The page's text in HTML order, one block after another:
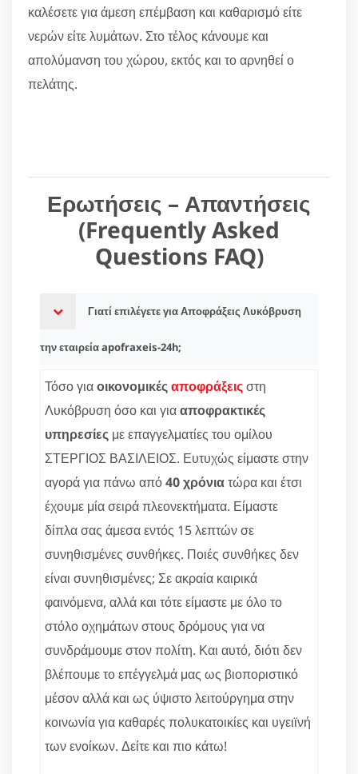
καλέσετε για άμεση επέμβαση και καθαρισμό είτε
νερών είτε λυμάτων. Στο τέλος κάνουμε και
απολύμανση του χώρου, εκτός και το αρνηθεί ο
πελάτης.
Ερωτήσεις – Απαντήσεις
(Frequently Asked
Questions FAQ)
Γιατί επιλέγετε για Αποφράξεις Λυκόβρυση
την εταιρεία apofraxeis-24h;
Τόσο γιαοικονομικέςαποφράξειςστη
Λυκόβρυση όσο και γιααποφρακτικές
υπηρεσίες με επαγγελματίες του ομίλου
ΣΤΕΡΓΙΟΣ ΒΑΣΙΛΕΙΟΣ. Ευτυχώς είμαστε στην
αγορά για πάνω από40 χρόνιατώρα και έτσι
έχουμε μία σειρά πλεονεκτήματα. Είμαστε
δίπλα σας άμεσα εντός 15 λεπτών σε
συνηθισμένες συνθήκες. Ποιές συνθήκες δεν
είναι συνηθισμένες; Σε ακραία καιρικά
φαινόμενα, αλλά και τότε είμαστε με όλο το
στόλο οχημάτων στους δρόμους για να
συνδράμουμε στον πολίτη. Και αυτό, διότι δεν
βλέπουμε το επέγγελμά μας ως βιοποριστικό
μέσον αλλά και ως ύψιστο λειτούργημα στην
κοινωνία για καθαρές πολυκατοικίες και υγειϊνή
των ενοίκων. Δείτε και πιο κάτω!